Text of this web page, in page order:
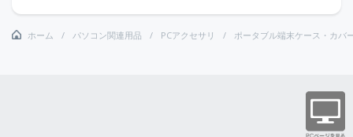
ホーム パソコン関連用品 PCアクセサリ ポータブル端末ケース・カバ